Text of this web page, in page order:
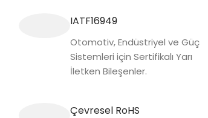
IATF16949
Otomotiv, Endüstriyel ve Güç
Sistemleri için Sertifikalı Yarı
İletken Bileşenler.
Çevresel RoHS